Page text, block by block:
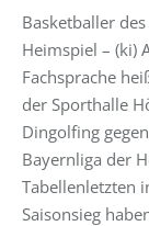
Basketballer
Heimspiel – (ki)
Fachsprache
der Sporthalle
Dingolfing
Bayernliga der
Tabellenletzten
Saisonsieg